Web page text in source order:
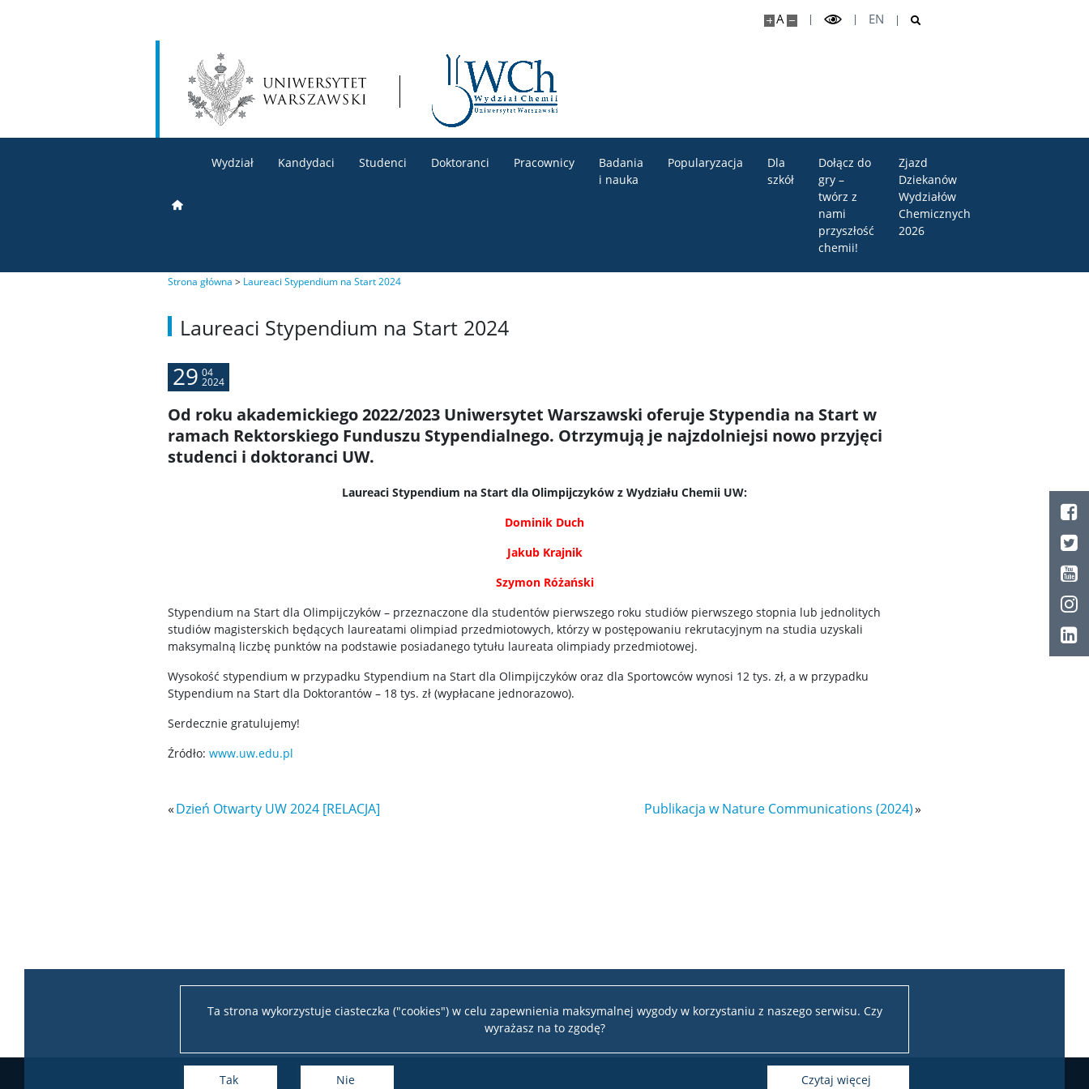
Ta strona wykorzystuje ciasteczka ("cookies") w celu zapewnienia maksymalnej wygody w korzystaniu z naszego serwisu. Czy
wyrażasz na to zgodę?
Tak Nie czytaj więcej
A EN
Wydział Kandydaci Studenci Doktoranci Pracownicy
Badania
i nauka
Popularyzacja
Dla
szkół
Dołącz do
gry –
twórz z
nami
przyszłość
chemii!
Zjazd
Dziekanów
Wydziałów
Chemicznych
2026
Strona główna > Laureaci Stypendium na Start 2024
Laureaci Stypendium na Start 2024
29 04
2024
Od roku akademickiego 2022/2023 Uniwersytet Warszawski oferuje Stypendia na Start w
ramach Rektorskiego Funduszu Stypendialnego. Otrzymują je najzdolniejsi nowo przyjęci
studenci i doktoranci UW.
Laureaci Stypendium na Start dla Olimpijczyków z Wydziału Chemii UW:
Dominik Duch
Jakub Krajnik
Szymon Różański
Stypendium na Start dla Olimpijczyków – przeznaczone dla studentów pierwszego roku studiów pierwszego stopnia lub jednolitych
studiów magisterskich będących laureatami olimpiad przedmiotowych, którzy w postępowaniu rekrutacyjnym na studia uzyskali
maksymalną liczbę punktów na podstawie posiadanego tytułu laureata olimpiady przedmiotowej.
Wysokość stypendium w przypadku Stypendium na Start dla Olimpijczyków oraz dla Sportowców wynosi 12 tys. zł, a w przypadku
Stypendium na Start dla Doktorantów – 18 tys. zł (wypłacane jednorazowo).
Serdecznie gratulujemy!
Źródło: www.uw.edu.pl
«Dzień Otwarty UW 2024 [RELACJA] Publikacja w Nature Communications (2024)»